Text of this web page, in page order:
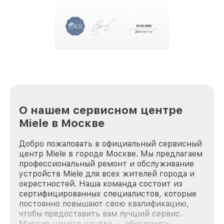
репутацию. Мы постоянно совершенствуемся и
стараемся каждый день делать наш сервис еще
О нашем сервисном центре
Miele в Москве
Добро пожаловать в официальный сервисный
центр Miele в городе Москве. Мы предлагаем
профессиональный ремонт и обслуживание
устройств Miele для всех жителей города и
окрестностей. Наша команда состоит из
сертифицированных специалистов, которые
постоянно повышают свою квалификацию,
чтобы предоставить вам лучший сервис.